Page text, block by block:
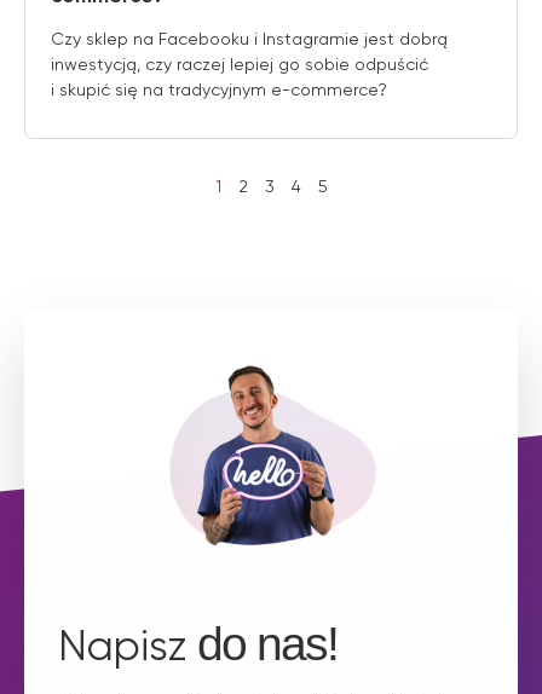
Czy sklep na Facebooku i Instagramie jest dobrą
inwestycją, czy raczej lepiej go sobie odpuścić
i skupić się na tradycyjnym e-commerce?
1 2 3 4 5
Napisz do nas!